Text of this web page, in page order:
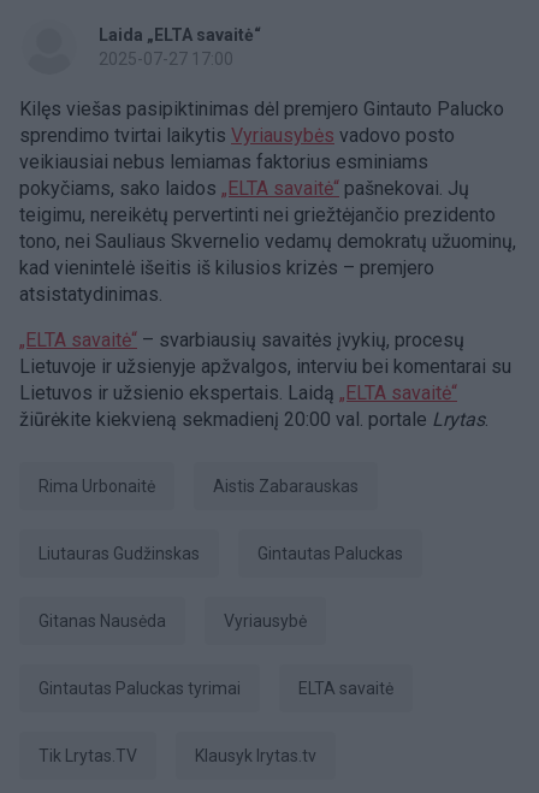
Laida „ELTA savaitė“
2025-07-27 17:00
Kilęs viešas pasipiktinimas dėl premjero Gintauto Palucko
sprendimo tvirtai laikytis Vyriausybės vadovo posto
veikiausiai nebus lemiamas faktorius esminiams
pokyčiams, sako laidos „ELTA savaitė“ pašnekovai. Jų
teigimu, nereikėtų pervertinti nei griežtėjančio prezidento
tono, nei Sauliaus Skvernelio vedamų demokratų užuominų,
kad vienintelė išeitis iš kilusios krizės – premjero
atsistatydinimas.
„ELTA savaitė“ – svarbiausių savaitės įvykių, procesų
Lietuvoje ir užsienyje apžvalgos, interviu bei komentarai su
Lietuvos ir užsienio ekspertais. Laidą „ELTA savaitė“
žiūrėkite kiekvieną sekmadienį 20:00 val. portale Lrytas.
Rima Urbonaitė Aistis Zabarauskas
Liutauras Gudžinskas Gintautas Paluckas
Gitanas Nausėda Vyriausybė
Gintautas Paluckas tyrimai ELTA savaitė
tik Lrytas.TV Klausyk lrytas.tv